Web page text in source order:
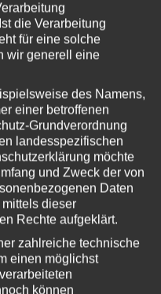
in den Nether – Die
die Verarbeitung
für eine solche
wir generell eine
des Namens,
einer betroffenen
Grundverordnung
landesspezifischen
möchte
und Zweck der von
Daten
dieser
Rechte aufgeklärt.
zahlreiche technische
einen möglichst
können